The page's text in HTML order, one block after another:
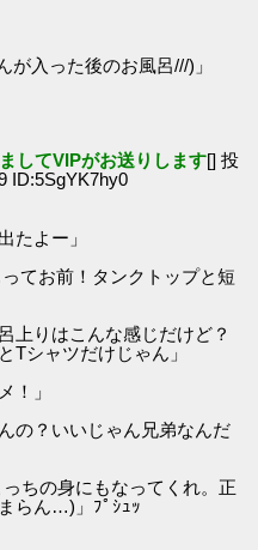
入った後のお風呂///)」
してVIPがお送りします[] 投
ID:5SgYK7hy0
たよー」
てお前！タンクトップと短
上りはこんな感じだけど？
Tシャツだけじゃん」
！」
の？いいじゃん兄弟なんだ
ちの身にもなってくれ。正
らん…)」ﾌﾟｼｭｯ